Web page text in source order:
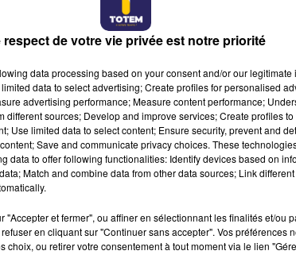
pour votre soirée et infos sur l'univers des
Thierry Moreau.
AVEYRON NORD
respect de votre vie privée est notre priorité
data processing based on your consent and/or our legitimate
data to select advertising; Create profiles for personalised
advertising performance; Measure content performance;
different sources; Develop and improve services; Create profiles
Use limited data to select content; Ensure security, prevent and
Save and communicate privacy choices. These
data to offer following functionalities: Identify devices based on
Match and combine data from other data sources; Link
"Accepter et fermer", ou affiner en sélectionnant les finalités et/ou
en cliquant sur "Continuer sans accepter". Vos préférences
choix, ou retirer votre consentement à tout moment via le lien